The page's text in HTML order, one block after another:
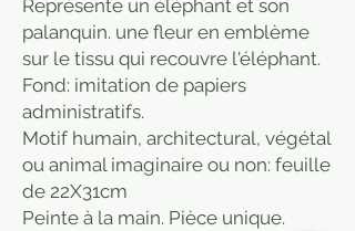
Représente un éléphant et son
palanquin. une fleur en emblème
sur le tissu qui recouvre l'éléphant.
Fond: imitation de papiers
administratifs.
Motif humain, architectural, végétal
ou animal imaginaire ou non: feuille
de 22X31cm
Peinte à la main. Pièce unique.